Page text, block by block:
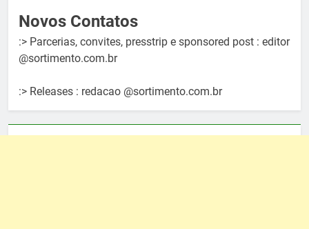
Novos Contatos
:> Parcerias, convites, presstrip e sponsored post : editor
@sortimento.com.br
:> Releases : redacao @sortimento.com.br